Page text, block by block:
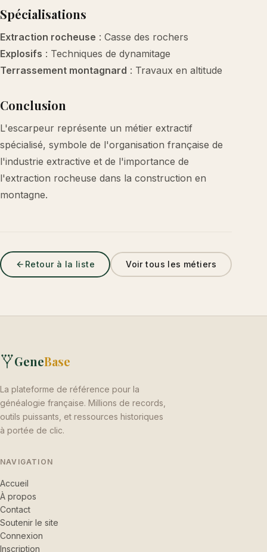
Spécialisations
Extraction rocheuse : Casse des rochers
Explosifs : Techniques de dynamitage
Terrassement montagnard : Travaux en altitude
Conclusion
L'escarpeur représente un métier extractif
spécialisé, symbole de l'organisation française de
l'industrie extractive et de l'importance de
l'extraction rocheuse dans la construction en
montagne.
Retour à la liste Voir tous les métiers
GeneBase
La plateforme de référence pour la
généalogie française. Millions de records,
outils puissants, et ressources historiques
à portée de clic.
NAVIGATION
Accueil
À propos
Contact
Soutenir le site
Connexion
Inscription